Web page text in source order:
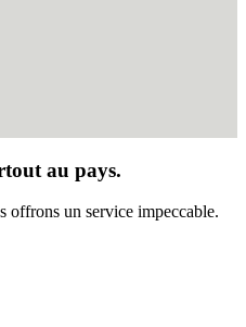
au pays.
offrons un service impeccable.